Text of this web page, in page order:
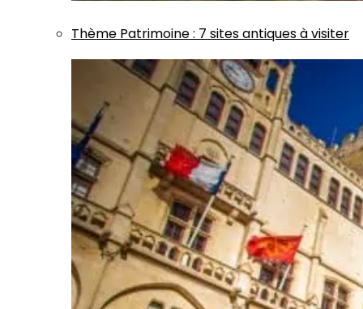
Thème Patrimoine: 7 sites antiques à visiter